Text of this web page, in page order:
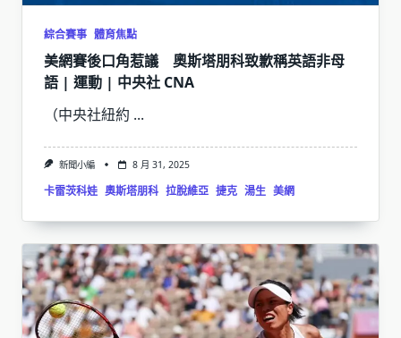
綜合賽事 體育焦點
美網賽後口角惹議 奧斯塔朋科致歉稱英語非母
語 | 運動 | 中央社 CNA
（中央社紐約 ...
新聞小編 8 月 31, 2025
卡雷茨科娃 奧斯塔朋科 拉脫維亞 捷克 湯生 美網